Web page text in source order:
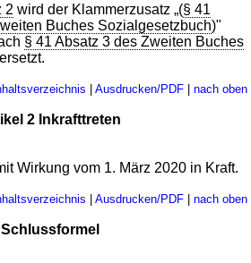
2 wird der Klammerzusatz „(§ 41
Buches Sozialgesetzbuch)"
§ 41 Absatz 3 des Zweiten Buches
| Ausdrucken/PDF| nach oben
2 Inkrafttreten
Wirkung vom 1. März 2020 in Kraft.
| Ausdrucken/PDF| nach oben
Schlussformel